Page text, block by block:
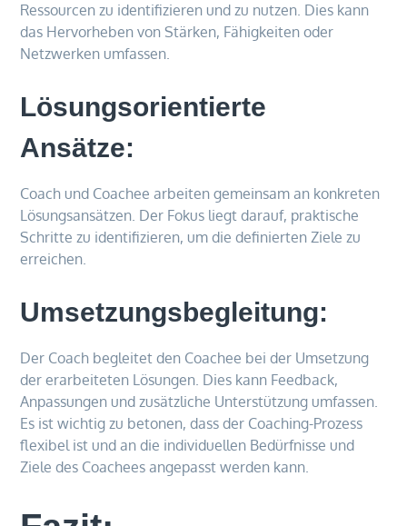
Ressourcen zu identifizieren und zu nutzen. Dies kann
das Hervorheben von Stärken, Fähigkeiten oder
Netzwerken umfassen.
Lösungsorientierte
Ansätze:
Coach und Coachee arbeiten gemeinsam an konkreten
Lösungsansätzen. Der Fokus liegt darauf, praktische
Schritte zu identifizieren, um die definierten Ziele zu
erreichen.
Umsetzungsbegleitung:
Der Coach begleitet den Coachee bei der Umsetzung
der erarbeiteten Lösungen. Dies kann Feedback,
Anpassungen und zusätzliche Unterstützung umfassen.
Es ist wichtig zu betonen, dass der Coaching-Prozess
flexibel ist und an die individuellen Bedürfnisse und
Ziele des Coachees angepasst werden kann.